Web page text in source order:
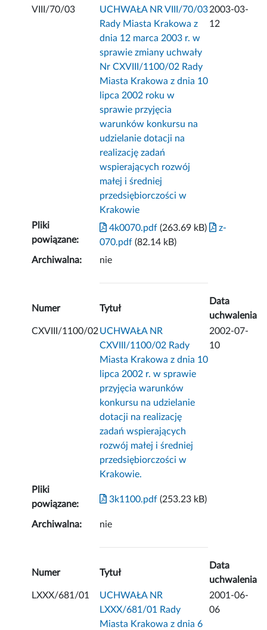
VIII/70/03
UCHWAŁA NR VIII/70/03
Rady Miasta Krakowa z
dnia 12 marca 2003 r. w
sprawie zmiany uchwały
Nr CXVIII/1100/02 Rady
Miasta Krakowa z dnia 10
lipca 2002 roku w
sprawie przyjęcia
warunków konkursu na
udzielanie dotacji na
realizację zadań
wspierających rozwój
małej i średniej
przedsiębiorczości w
Krakowie
2003-03-
12
Pliki
powiązane:
4k0070.pdf (263.69 kB)
z-
070.pdf (82.14 kB)
Archiwalna:
nie
Numer Tytuł
Data
uchwalenia
CXVIII/1100/02UCHWAŁA NR
CXVIII/1100/02 Rady
Miasta Krakowa z dnia 10
lipca 2002 r. w sprawie
przyjęcia warunków
konkursu na udzielanie
dotacji na realizację
zadań wspierających
rozwój małej i średniej
przedsiębiorczości w
Krakowie.
2002-07-
10
Pliki
powiązane:
3k1100.pdf (253.23 kB)
Archiwalna: nie
Numer Tytuł
Data
uchwalenia
LXXX/681/01
UCHWAŁA NR
LXXX/681/01 Rady
Miasta Krakowa z dnia 6
2001-06-
06